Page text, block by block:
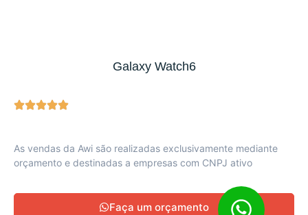
Galaxy Watch6
As vendas da Awi são realizadas exclusivamente mediante
orçamento e destinadas a empresas com CNPJ ativo
Faça um orçamento